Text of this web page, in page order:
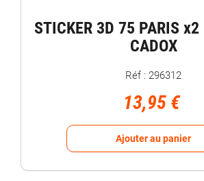
STICKER 3D 75 PARIS
CADOX
Réf : 296312
13,95 €
Ajouter au panier